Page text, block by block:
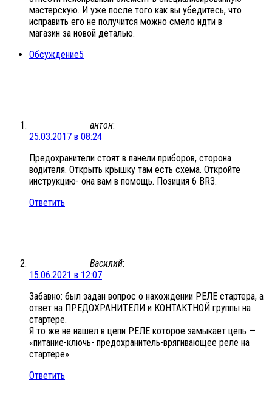
мастерскую. И уже после того как вы убедитесь, что
исправить его не получится можно смело идти в
магазин за новой деталью.
Обсуждение5
антон:
25.03.2017 в 08:24
Предохранители стоят в панели приборов, сторона
водителя. Открыть крышку там есть схема. Откройте
инструкцию- она вам в помощь. Позиция 6 BR3.
Ответить
Василий:
15.06.2021 в 12:07
Забавно: был задан вопрос о нахождении РЕЛЕ стартера, а
ответ на ПРЕДОХРАНИТЕЛИ и КОНТАКТНОЙ группы на
стартере.
Я то же не нашел в цепи РЕЛЕ которое замыкает цепь —
«питание-ключь- предохранитель-врягивающее реле на
стартере».
Ответить